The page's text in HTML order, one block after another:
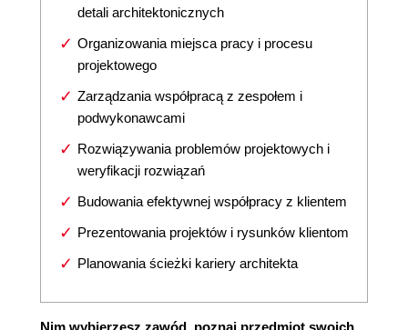
detali architektonicznych
Organizowania miejsca pracy i procesu
projektowego
Zarządzania współpracą z zespołem i
podwykonawcami
Rozwiązywania problemów projektowych i
weryfikacji rozwiązań
Budowania efektywnej współpracy z klientem
Prezentowania projektów i rysunków klientom
Planowania ścieżki kariery architekta